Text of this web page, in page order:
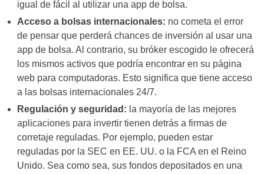
igual de fácil al utilizar una app de bolsa.
Acceso a bolsas internacionales: no cometa el error
de pensar que perderá chances de inversión al usar una
app de bolsa. Al contrario, su bróker escogido le ofrecerá
los mismos activos que podría encontrar en su página
web para computadoras. Esto significa que tiene acceso
a las bolsas internacionales 24/7.
Regulación y seguridad: la mayoría de las mejores
aplicaciones para invertir tienen detrás a firmas de
corretaje reguladas. Por ejemplo, pueden estar
reguladas por la SEC en EE. UU. o la FCA en el Reino
Unido. Sea como sea, sus fondos depositados en una